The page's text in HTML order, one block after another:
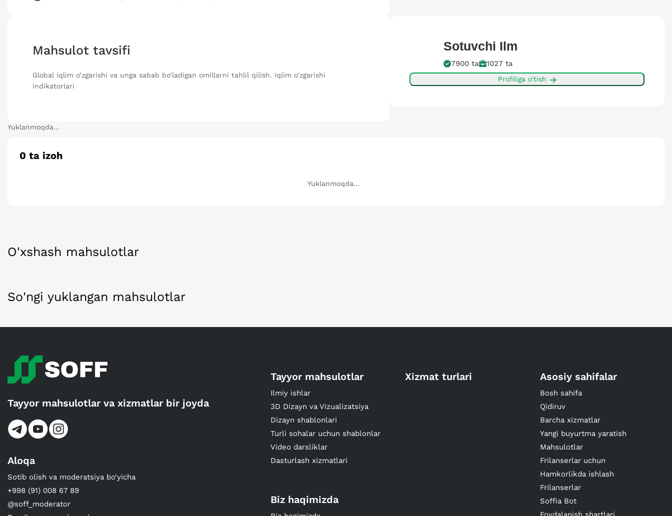
Mahsulot tavsifi
Global iqlim o’zgarishi va unga sabab bo’ladigan omillarni tahlil qilish. Iqlim o’zgarishi
indikatorlari
Sotuvchi Ilm
7900 ta 1027 ta
Profiliga o'tish
Yuklanmoqda...
0 ta izoh
Yuklanmoqda...
O'xshash mahsulotlar
So'ngi yuklangan mahsulotlar
Tayyor mahsulotlar va xizmatlar bir joyda
Aloqa
Sotib olish va moderatsiya bo‘yicha
+998 (91) 008 67 89
@soff_moderator
Tayyor mahsulotlar
Ilmiy ishlar
3D Dizayn va Vizualizatsiya
Dizayn shablonlari
Turli sohalar uchun shablonlar
Video darsliklar
Dasturlash xizmatlari
Xizmat turlari Asosiy sahifalar
Bosh sahifa
Qidiruv
Barcha xizmatlar
Yangi buyurtma yaratish
Mahsulotlar
Frilanserlar uchun
Hamkorlikda ishlash
Frilanserlar
Soffia Bot
Biz haqimizda